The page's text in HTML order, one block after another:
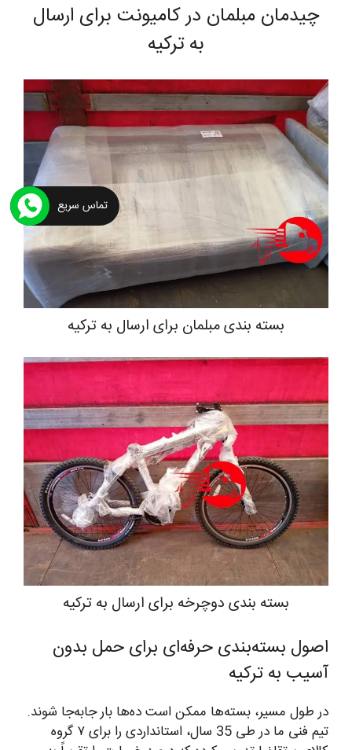
چیدمان مبلمان در کامیونت برای ارسال
به ترکیه
بسته بندی مبلمان برای ارسال به ترکیه
بسته بندی دوچرخه برای ارسال به ترکیه
اصول بسته‌بندی حرفه‌ای برای حمل بدون
آسیب به ترکیه
در طول مسیر، بسته‌ها ممکن است ده‌ها بار جابه‌جا شوند.
تیم فنی ما در طی 35 سال، استانداردی را برای ۷ گروه
تماس سریع